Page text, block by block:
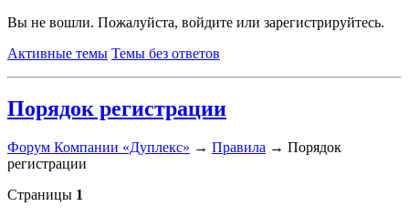
Вы не вошли. Пожалуйста, войдите или зарегистрируйтесь.
Активные темы Темы без ответов
Порядок рeгиcтрации
Форум Компании «Дуплекс» → Правила → Порядок
рeгиcтрации
Страницы 1